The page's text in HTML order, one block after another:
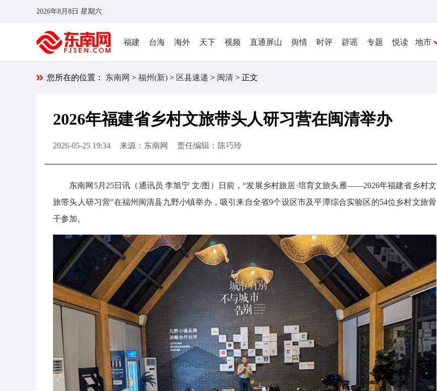
2026年8月8日 星期六
福建 台海 海外 天下 视频 直通屏山 舆情 时评 辟谣 专题 悦读 地市
您所在的位置： 东南网 > 福州(新) > 区县速递 > 闽清 > 正文
2026年福建省乡村文旅带头人研习营在闽清举办
2026-05-25 19:34 来源：东南网 责任编辑：陈巧玲
东南网5月25日讯（通讯员 李旭宁 文/图）日前，“发展乡村旅居·培育文旅头雁——2026年福建省乡村文
旅带头人研习营”在福州闽清县九野小镇举办，吸引来自全省9个设区市及平潭综合实验区的54位乡村文旅骨
干参加。